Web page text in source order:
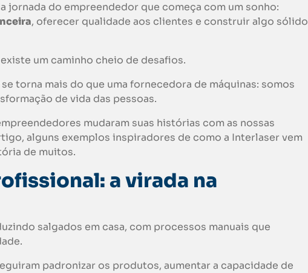
jornada do empreendedor que começa com um sonho:
, oferecer qualidade aos clientes e construir algo sólido
um caminho cheio de desafios.
se torna mais do que uma fornecedora de máquinas: somos
de vida das pessoas.
mudaram suas histórias com as nossas
alguns exemplos inspiradores de como a Interlaser vem
de muitos.
a virada na
salgados em casa, com processos manuais que
padronizar os produtos, aumentar a capacidade de